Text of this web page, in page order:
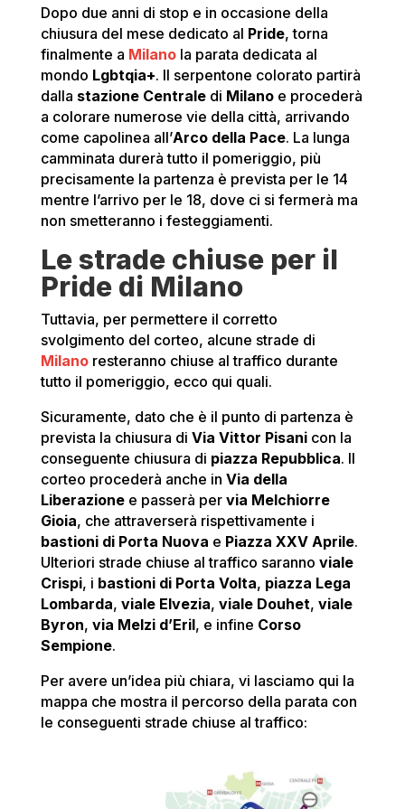
Dopo due anni di stop e in occasione della
chiusura del mese dedicato al Pride, torna
finalmente a Milanola parata dedicata al
mondo Lgbtqia+. Il serpentone colorato partirà
dalla stazione Centraledi Milanoe procederà
a colorare numerose vie della città, arrivando
come capolinea all’Arco della Pace. La lunga
camminata durerà tutto il pomeriggio, più
precisamente la partenza è prevista per le 14
mentre l’arrivo per le 18, dove ci si fermerà ma
non smetteranno i festeggiamenti.
Le strade chiuse per il
Pride di Milano
Tuttavia, per permettere il corretto
svolgimento del corteo, alcune strade di
Milanoresteranno chiuse al traffico durante
tutto il pomeriggio, ecco qui quali.
Sicuramente, dato che è il punto di partenza è
prevista la chiusura di Via Vittor Pisanicon la
conseguente chiusura di piazza Repubblica. Il
corteo procederà anche in Via della
Liberazionee passerà per via Melchiorre
Gioia, che attraverserà rispettivamente i
bastioni di Porta Nuova e Piazza XXV Aprile.
Ulteriori strade chiuse al traffico saranno viale
Crispi, i bastioni di Porta Volta, piazza Lega
Lombarda, viale Elvezia, viale Douhet, viale
Byron, via Melzi d’Eril, e infine Corso
Sempione.
Per avere un’idea più chiara, vi lasciamo qui la
mappa che mostra il percorso della parata con
le conseguenti strade chiuse al traffico: